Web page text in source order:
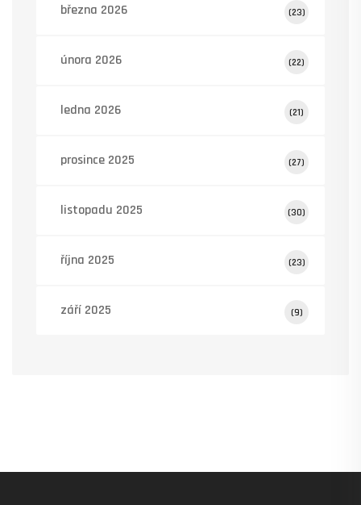
března 2026 (23)
února 2026 (22)
ledna 2026 (21)
prosince 2025 (27)
listopadu 2025 (30)
října 2025 (23)
září 2025 (9)